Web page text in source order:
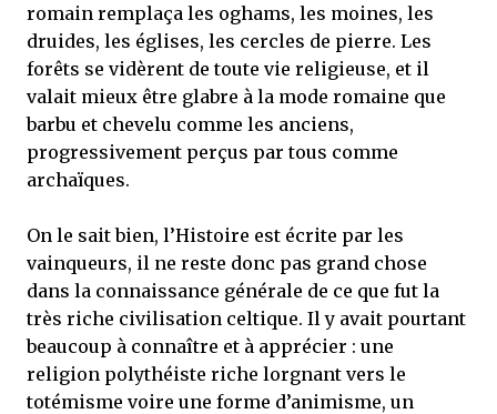
romain remplaça les oghams, les moines, les
druides, les églises, les cercles de pierre. Les
forêts se vidèrent de toute vie religieuse, et il
valait mieux être glabre à la mode romaine que
barbu et chevelu comme les anciens,
progressivement perçus par tous comme
archaïques.
On le sait bien, l’Histoire est écrite par les
vainqueurs, il ne reste donc pas grand chose
dans la connaissance générale de ce que fut la
très riche civilisation celtique. Il y avait pourtant
beaucoup à connaître et à apprécier : une
religion polythéiste riche lorgnant vers le
totémisme voire une forme d’animisme, un